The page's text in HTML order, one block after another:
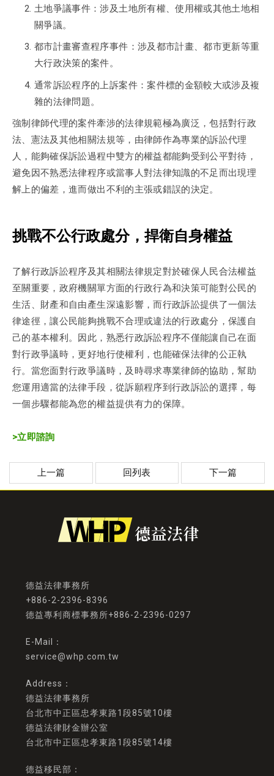
土地爭議事件：涉及土地所有權、使用權或其他土地相
關爭議。
都市計畫審查程序事件：涉及都市計畫、都市更新等重
大行政決策的案件。
通常訴訟程序的上訴案件：案件標的金額較大或涉及複
雜的法律問題。
強制律師代理的案件牽涉的法律規範極為廣泛，包括對行政
法、憲法及其他相關法規等，由律師作為專業的訴訟代理
人，能夠確保訴訟過程中雙方的權益都能夠受到公平對待，
避免因不熟悉法律程序或當事人對法律知識的不足而出現理
解上的偏差，進而做出不利的主張或錯誤的決定。
挑戰不公行政處分，捍衛自身權益
了解行政訴訟程序及其相關法律規定對於確保人民合法權益
至關重要，政府機關單方面的行政行為和決策可能對公民的
生活、財產和自由產生深遠影響，而行政訴訟提供了一個法
律途徑，讓公民能夠挑戰不合理或違法的行政處分，保護自
己的基本權利。因此，熟悉行政訴訟程序不僅能讓自己在面
對行政爭議時，更好地行使權利，也能確保法律的公正執
行。當您面對行政爭議時，及時尋求專業律師的協助，幫助
您運用適當的法律手段，從訴願程序到行政訴訟的選擇，每
一個步驟都能為您的權益提供有力的保障。
>立即諮詢
上一篇 回列表 下一篇
+886-2-2396-8396
德益專利商標事務所+886-2-2396-0297
service@whp.com.tw
德益法律事務所
台北市中正區忠孝東路1段85號10樓
德益法律財金辦公室
台北市中正區忠孝東路1段85號14樓
德益移民部：